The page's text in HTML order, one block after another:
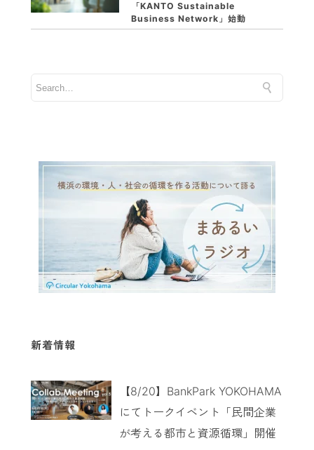
「KANTO Sustainable
Business Network」始動
新着情報
【8/20】BankPark YOKOHAMA
にてトークイベント「民間企業
が考える都市と資源循環」開催